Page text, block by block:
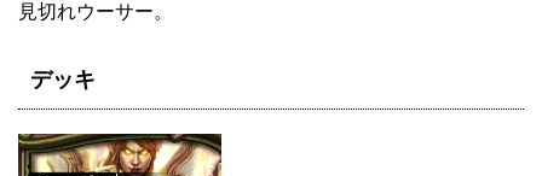
見切れウーサー。
デッキ